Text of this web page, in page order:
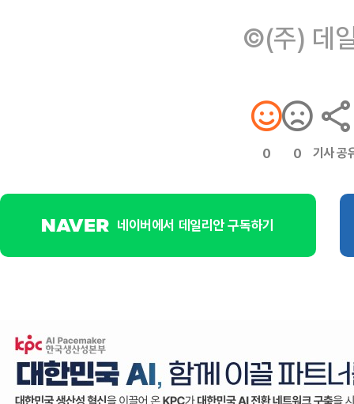
©(주) 데
0 0 기사 공
네이버에서 데일리안 구독하기